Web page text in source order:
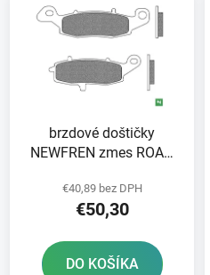
brzdové doštičky
NEWFREN zmes ROAD
v balení
€40,89 bez DPH
€50,30
DO KOŠÍKA